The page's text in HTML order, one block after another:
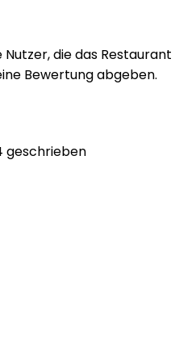
Nutzer, die das Restaurant
Bewertung abgeben.
geschrieben